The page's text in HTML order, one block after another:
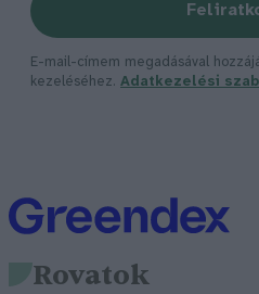
E-mail-címem megadásával
kezeléséhez. Adatkezelési
Rovatok